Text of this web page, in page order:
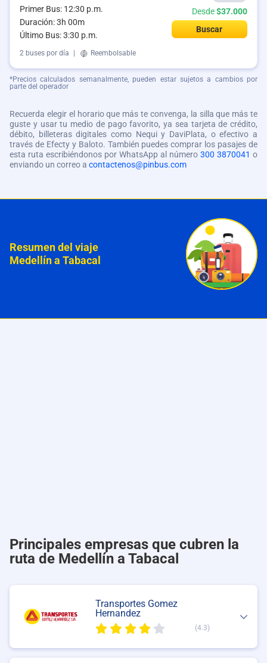
Primer Bus: 12:30 p.m.
Duración: 3h 00m
Último Bus: 3:30 p.m.
Desde$37.000
Buscar
2 buses por día Reembolsable
*Precios calculados semanalmente, pueden estar sujetos a cambios por
parte del operador
Recuerda elegir el horario que más te convenga, la silla que más te
guste y usar tu medio de pago favorito, ya sea tarjeta de crédito,
débito, billeteras digitales como Nequi y DaviPlata, o efectivo a
través de Efecty y Baloto. También puedes comprar los pasajes de
esta ruta escribiéndonos por WhatsApp al número 300 3870041 o
enviando un correo a contactenos@pinbus.com
Resumen del viaje
Medellín a Tabacal
Principales empresas que cubren la
ruta de Medellín a Tabacal
Transportes Gomez
Hernandez
(4.3)